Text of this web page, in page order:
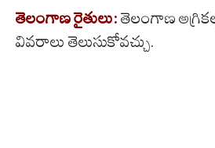
తెలంగాణ రైతులు:తెలంగాణ
వివరాలు తెలుసుకోవచ్చు.